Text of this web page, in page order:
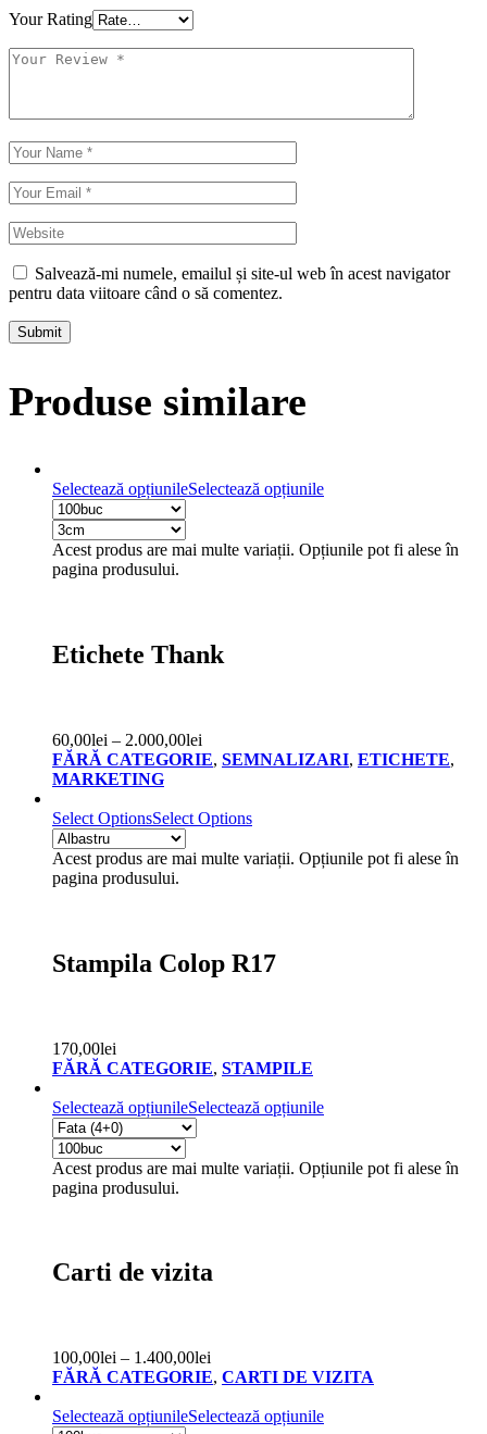
Your Rating
Salvează-mi numele, emailul și site-ul web în acest navigator
pentru data viitoare când o să comentez.
Submit
Produse similare
Selectează opțiunileSelectează opțiunile
Acest produs are mai multe variații. Opțiunile pot fi alese în
pagina produsului.
Etichete Thank
60,00lei – 2.000,00lei
FĂRĂ CATEGORIE, SEMNALIZARI, ETICHETE,
MARKETING
Select OptionsSelect Options
Acest produs are mai multe variații. Opțiunile pot fi alese în
pagina produsului.
Stampila Colop R17
170,00lei
FĂRĂ CATEGORIE, STAMPILE
Selectează opțiunileSelectează opțiunile
Acest produs are mai multe variații. Opțiunile pot fi alese în
pagina produsului.
Carti de vizita
100,00lei – 1.400,00lei
FĂRĂ CATEGORIE, CARTI DE VIZITA
Selectează opțiunileSelectează opțiunile